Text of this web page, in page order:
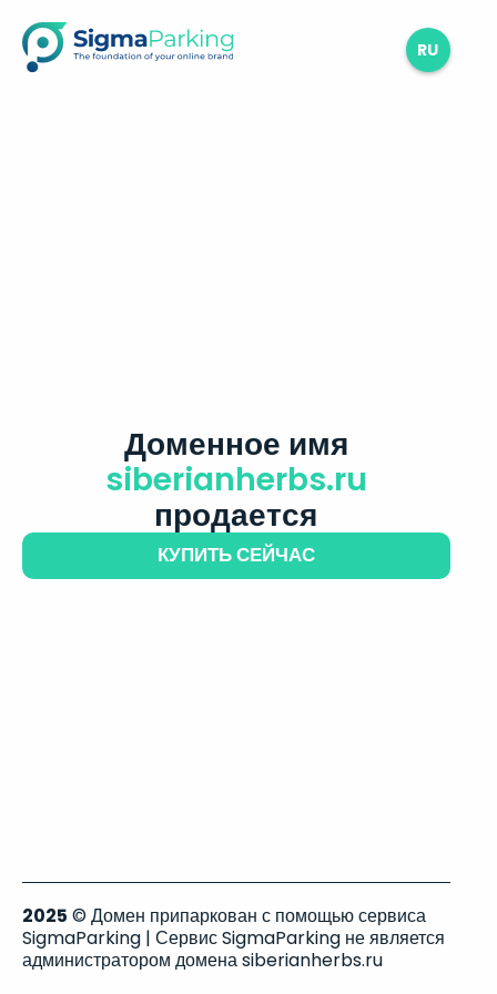
RU
Доменное имя
siberianherbs.ru
продается
КУПИТЬ СЕЙЧАС
2025 © Домен припаркован с помощью сервиса
SigmaParking | Сервис SigmaParking не является
администратором домена siberianherbs.ru